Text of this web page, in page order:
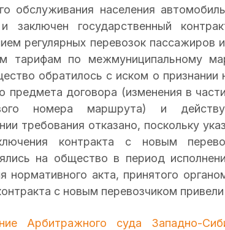
обслуживания населения
заключен государственный
регулярных перевозок
тарифам по межмуниципальному
обратилось с иском о признании
предмета договора (изменения в
номера маршрута) и
требования отказано, поскольку
контракта с новым
на общество в период
нормативного акта, принятого
с новым перевозчиком
Арбитражного суда Западно-